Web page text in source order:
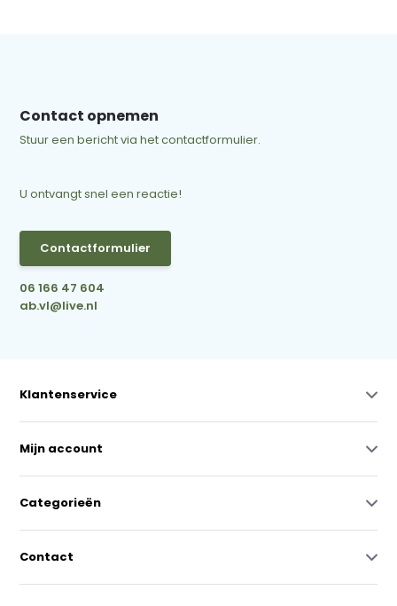
Contact opnemen
Stuur een bericht via het contactformulier.
U ontvangt snel een reactie!
Contactformulier
06 166 47 604
ab.vl@live.nl
Klantenservice
Mijn account
Categorieën
Contact